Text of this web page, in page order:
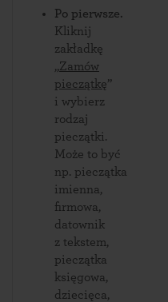
Po pierwsze.
Kliknij
zakładkę
„Zamów
pieczątkę”
i wybierz
rodzaj
pieczątki.
Może to być
np. pieczątka
imienna,
firmowa,
datownik
z tekstem,
pieczątka
księgowa,
dziecięca,